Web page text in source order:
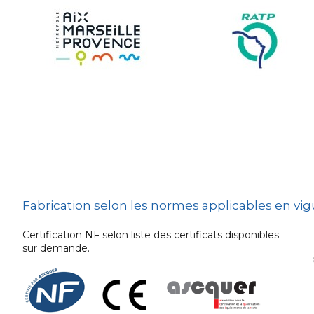
Urban
embarquée
Fabrication selon les normes applicables en
Certification NF selon liste des certificats disponibles
sur demande.